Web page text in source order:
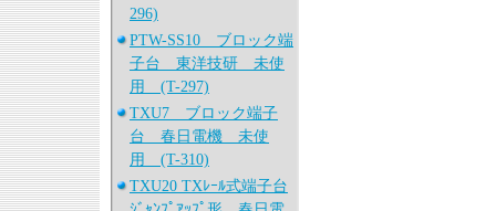
296)
PTW-SS10 ブロック端
子台 東洋技研 未使
用 (T-297)
TXU7 ブロック端子
台 春日電機 未使
用 (T-310)
TXU20 TXﾚｰﾙ式端子台